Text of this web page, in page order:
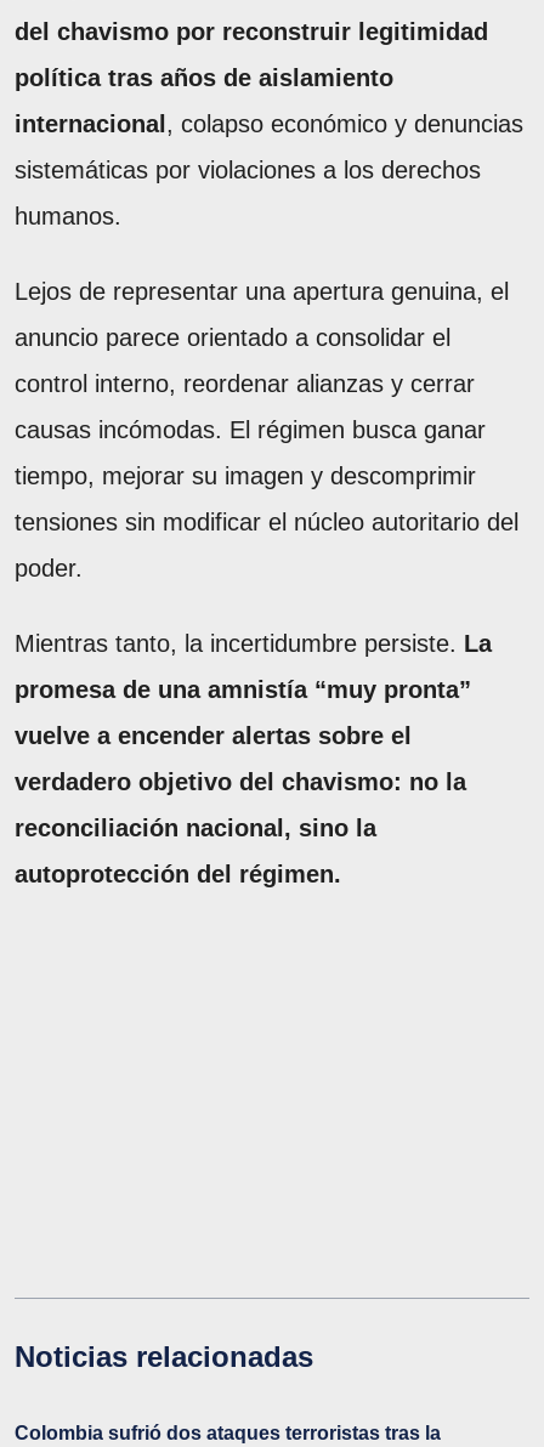
del chavismo por reconstruir legitimidad
política tras años de aislamiento
internacional , colapso económico y denuncias
sistemáticas por violaciones a los derechos
humanos.
Lejos de representar una apertura genuina, el
anuncio parece orientado a consolidar el
control interno, reordenar alianzas y cerrar
causas incómodas. El régimen busca ganar
tiempo, mejorar su imagen y descomprimir
tensiones sin modificar el núcleo autoritario del
poder.
Mientras tanto, la incertidumbre persiste. La
promesa de una amnistía “muy pronta”
vuelve a encender alertas sobre el
verdadero objetivo del chavismo: no la
reconciliación nacional, sino la
autoprotección del régimen.
Noticias relacionadas
Colombia sufrió dos ataques terroristas tras la